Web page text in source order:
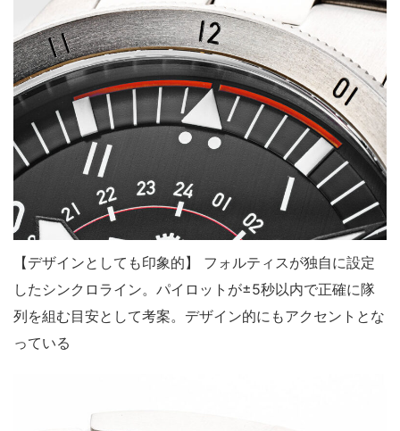
【デザインとしても印象的】 フォルティスが独自に設定
したシンクロライン。パイロットが±5秒以内で正確に隊
列を組む目安として考案。デザイン的にもアクセントとな
っている